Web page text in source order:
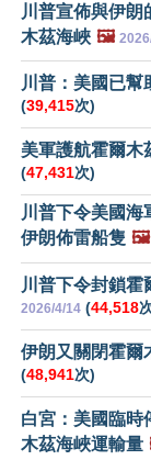
川普宣佈與伊朗
木茲海峽 🖼️
川普：美國已
(39,415次)
美軍護航霍爾木
(47,431次)
川普下令美國海
伊朗佈雷船隻 🖼️
川普下令封鎖
2026/4/14 (44,518
伊朗又關閉霍爾
(48,941次)
白宮：美國臨時
木茲海峽運輸量